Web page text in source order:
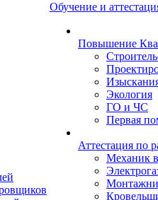
Обучение и
Повышение
Экология
ГО и ЧС
Первая
Аттестация по
Механик